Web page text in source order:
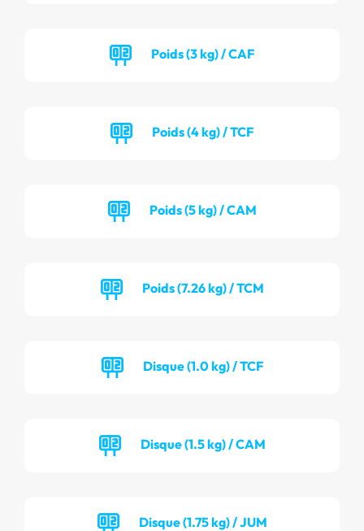
Poids (3 kg) / CAF
Poids (4 kg) / TCF
Poids (5 kg) / CAM
Poids (7.26 kg) / TCM
Disque (1.0 kg) / TCF
Disque (1.5 kg) / CAM
Disque (1.75 kg) / JUM